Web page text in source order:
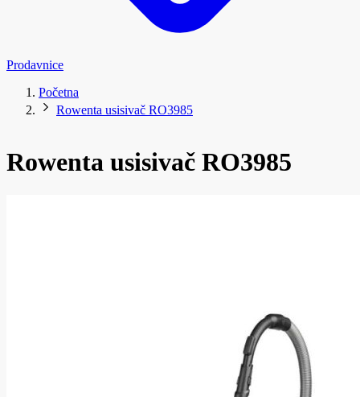
Prodavnice
Početna
Rowenta usisivač RO3985
Rowenta usisivač RO3985